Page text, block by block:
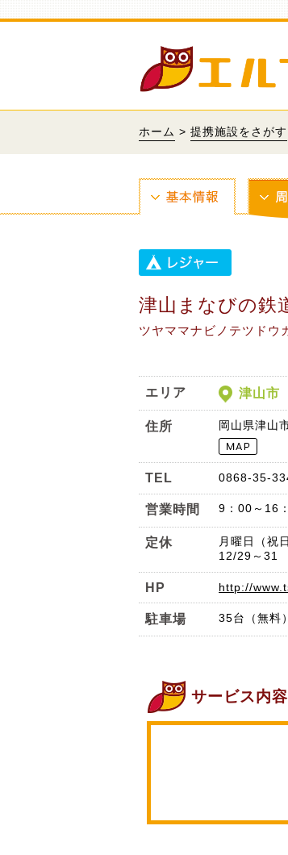
ホーム > 提携施設をさがす
津山まなびの鉄
ツヤママナビノテツドウ
エリア 津山市
住所 岡山県津山
TEL 0868-35-
営業時間 9：00～16
定休
月曜日（祝
12/29～31
HP http://
駐車場 35台（無料）
サービス内容